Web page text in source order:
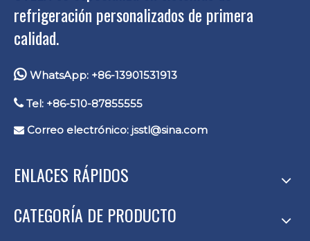
refrigeración personalizados de primera
calidad.
 WhatsApp: +86-13901531913
 Tel: +86-510-87855555
 Correo electrónico: jsstl@sina.com
ENLACES RÁPIDOS
CATEGORÍA DE PRODUCTO